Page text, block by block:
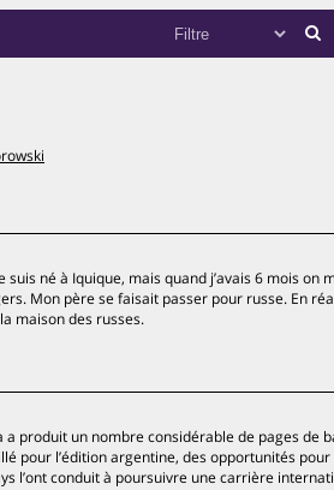
né à Iquique, mais quand j’avais 6 mois on
Mon père se faisait passer pour russe. En
maison des russes.
produit un nombre considérable de pages de
pour l’édition argentine, des opportunités
l’ont conduit à poursuivre une carrière